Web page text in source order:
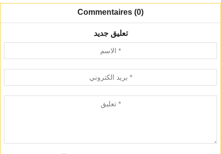
Commentaires (0)
تعليق جديد